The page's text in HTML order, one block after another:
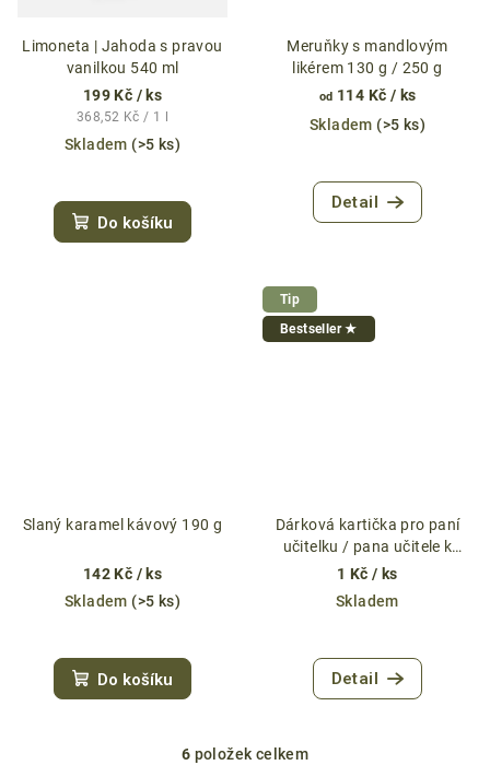
Limoneta | Jahoda s pravou
vanilkou 540 ml
199 Kč / ks
Měrná
cena:
368,52 Kč / 1 l
Skladem (>5 ks)
hodnocení
produktu
je
Do košíku
Meruňky s mandlovým
likérem 130 g / 250 g
od 114 Kč / ks
Skladem (>5 ks)
hodnocení
produktu
je
hvězdiček.
Detail
Slaný karamel kávový 190 g
142 Kč / ks
Skladem (>5 ks)
hodnocení
produktu
je
Do košíku
Tip
Bestseller ★
Dárková kartička pro paní
učitelku / pana učitele k
marmeládě 1
1 Kč/ ks
Skladem
Detail
O
6 položek celkem